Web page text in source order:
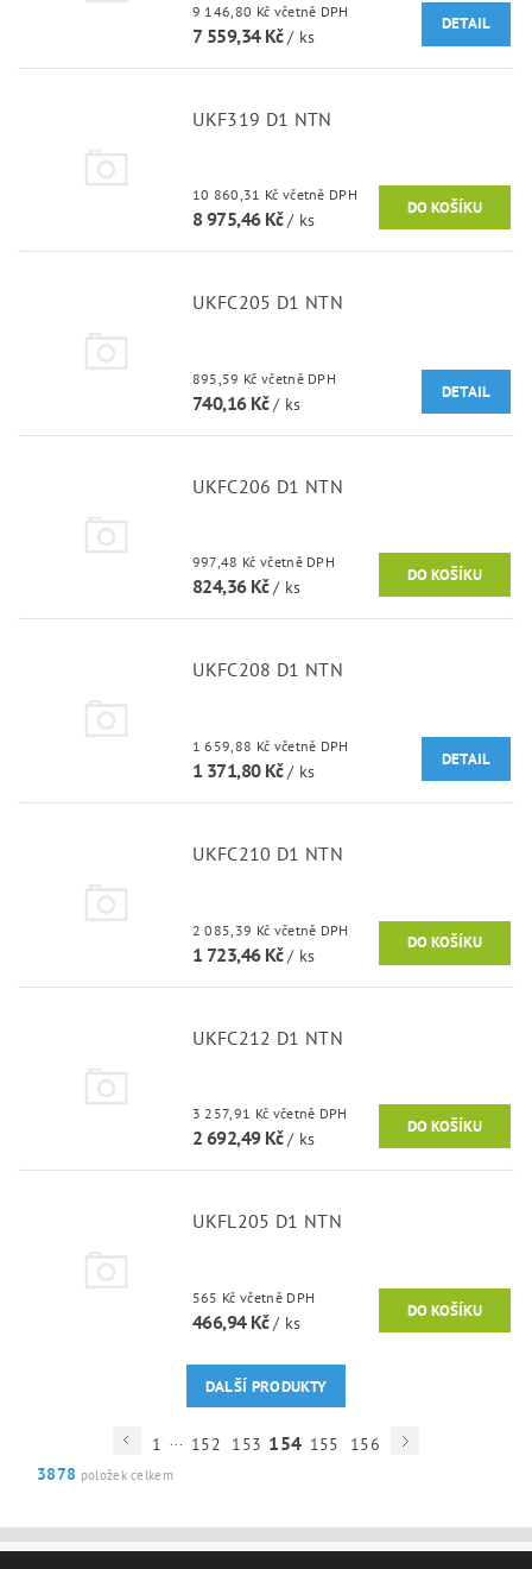
9 146,80 Kč včetně DPH
7 559,34 Kč/ ks
DETAIL
UKF319 D1 NTN
10 860,31 Kč včetně DPH
8 975,46 Kč/ ks
UKFC205 D1 NTN
895,59 Kč včetně DPH
740,16 Kč/ ks
DETAIL
UKFC206 D1 NTN
997,48 Kč včetně DPH
824,36 Kč/ ks
UKFC208 D1 NTN
1 659,88 Kč včetně DPH
1 371,80 Kč/ ks
DETAIL
UKFC210 D1 NTN
2 085,39 Kč včetně DPH
1 723,46 Kč/ ks
UKFC212 D1 NTN
3 257,91 Kč včetně DPH
2 692,49 Kč/ ks
UKFL205 D1 NTN
565 Kč včetně DPH
466,94 Kč/ ks
DALŠÍ PRODUKTY
1 ... 152 153 154 155
156
3878 položek celkem